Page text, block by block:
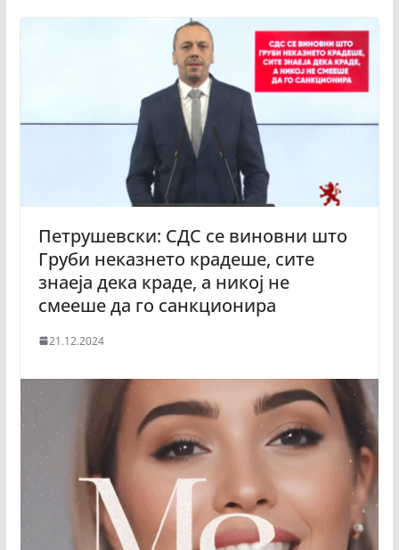
Петрушевски: СДС се виновни што
Груби неказнето крадеше, сите
знаеја дека краде, а никој не
смееше да го санкционира
21.12.2024